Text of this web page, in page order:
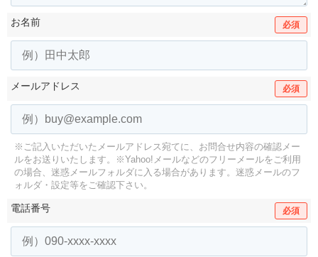
お名前 必須
メールアドレス 必須
※ご記入いただいたメールアドレス宛てに、お問合せ内容の確認メー
ルをお送りいたします。
※Yahoo!メールなどのフリーメールをご利用
の場合、迷惑メールフォルダに入る場合があります。 迷惑メールのフ
ォルダ・設定等をご確認下さい。
電話番号 必須